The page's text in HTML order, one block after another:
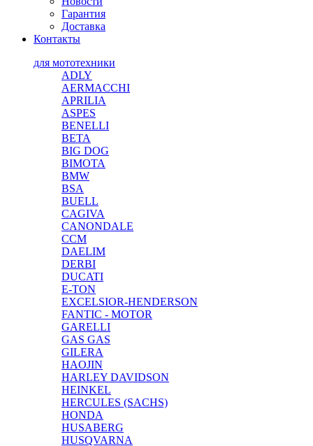
Гарантия
Доставка
Контакты
для мототехники
ADLY
AERMACCHI
APRILIA
ASPES
BENELLI
BETA
BIG DOG
BIMOTA
BMW
BSA
BUELL
CAGIVA
CANONDALE
CCM
DAELIM
DERBI
DUCATI
E-TON
EXCELSIOR-HENDERSON
FANTIC - MOTOR
GARELLI
GAS GAS
GILERA
HAOJIN
HARLEY DAVIDSON
HEINKEL
HERCULES (SACHS)
HONDA
HUSABERG
HUSQVARNA